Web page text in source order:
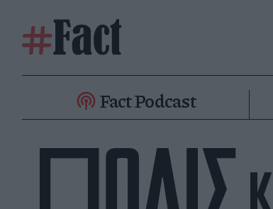
Fact Podcast